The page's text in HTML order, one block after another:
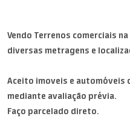
Vendo Terrenos comerciais
diversas metragens e
Aceito imoveis e automóveis
mediante avaliação prévia.
Faço parcelado direto.